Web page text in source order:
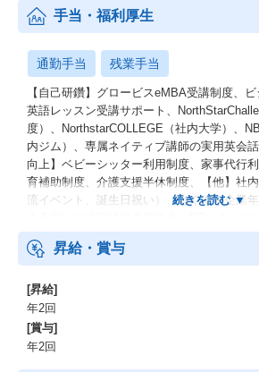
手当・福利厚生
通勤手当 残業手当
【自己研鑽】グロービスeMBA受講制度、ビ
英語レッスン受講サポート、
度）、NorthstarCOLLEGE（社内大学）、
内ジム）、専属ネイティブ講師の実用英会
向上】ベビーシッター利用制度、家事代行
育補助制度、介護支援半休制度、【他】社
流イベント、誕生日祝い）、はぐくみ企業
備えた年金制度です。
昇給・賞与
[昇給]
年2回
[賞与]
年2回